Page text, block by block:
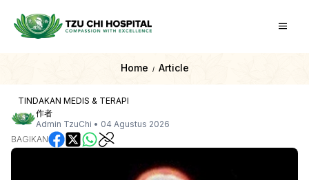
Home / Article
TINDAKAN MEDIS & TERAPI
作者
Admin TzuChi • 04 Agustus 2026
BAGIKAN